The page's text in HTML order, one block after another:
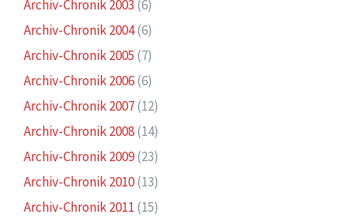
Archiv-Chronik 2003 (6)
Archiv-Chronik 2004(6)
Archiv-Chronik 2005 (7)
Archiv-Chronik 2006(6)
Archiv-Chronik 2007(12)
Archiv-Chronik 2008(14)
Archiv-Chronik 2009(23)
Archiv-Chronik 2010(13)
Archiv-Chronik 2011 (15)